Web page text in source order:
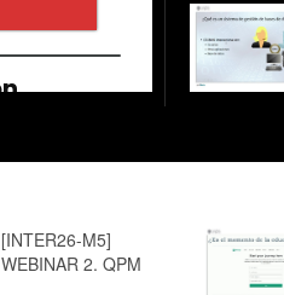
[INTER26-M5]
WEBINAR 2. QPM